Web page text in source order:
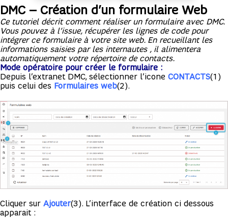
DMC – Création d’un formulaire Web
Ce tutoriel décrit comment réaliser un formulaire avec DMC.
Vous pouvez à l’issue, récupérer les lignes de code pour
intégrer ce formulaire à votre site web. En recueillant les
informations saisies par les internautes , il alimentera
automatiquement votre répertoire de contacts.
Mode opératoire pour créer le formulaire :
Depuis l’extranet DMC, sélectionner l’icone CONTACTS(1)
puis celui des Formulaires web(2).
Cliquer sur Ajouter(3). L’interface de création ci dessous
apparait :